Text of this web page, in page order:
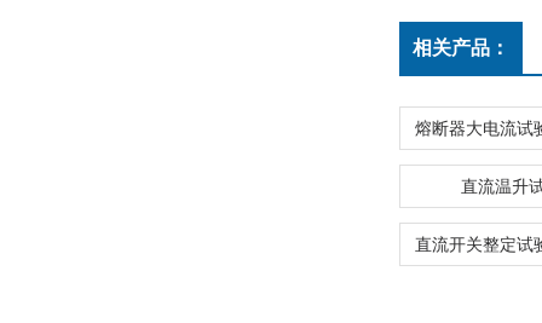
相关产品：
直流温升